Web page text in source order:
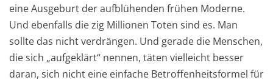
eine Ausgeburt der aufblühenden frühen Moderne.
Und ebenfalls die zig Millionen Toten sind es. Man
sollte das nicht verdrängen. Und gerade die Menschen,
die sich „aufgeklärt“ nennen, täten vielleicht besser
daran, sich nicht eine einfache Betroffenheitsformel für